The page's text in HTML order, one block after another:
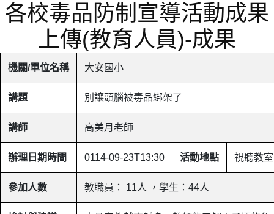
各校毒品防制宣導活動成果
上傳(教育人員)-成果
機關/單位名稱 大安國小
講題 別讓頭腦被毒品綁架了
講師 高美月老師
辦理日期時間 0114-09-23T13:30 活動地點 視聽教室
參加人數 教職員： 11人 ，學生：44人